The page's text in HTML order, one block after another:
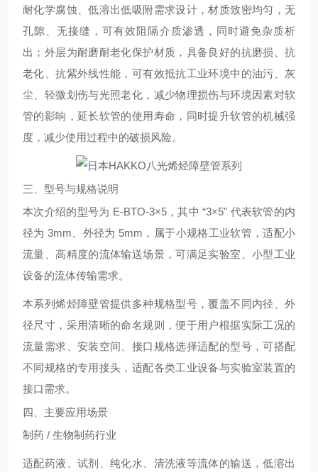
耐化学腐蚀、低溶出低吸附需求设计，材质致密均匀，无
孔隙、无接缝，可有效阻隔介质渗透，同时避免杂质析
出；外层为耐磨耐老化保护材质，具备良好的抗磨损、抗
老化、抗紫外线性能，可有效抵抗工业环境中的油污、灰
尘、轻微划伤与光照老化，减少物理损伤与环境因素对软
管的影响，延长软管的使用寿命，同时提升软管的机械强
度，减少使用过程中的破损风险。
三、型号与规格说明
本次介绍的型号为 E-BTO-3×5，其中 “3×5" 代表软管的内
径为 3mm、外径为 5mm，属于小规格工业软管，适配小
流量、高精度的流体输送场景，可满足实验室、小型工业
设备的流体传输需求。
本系列烯烃障壁管提供多种规格型号，覆盖不同内径、外
径尺寸，采用清晰的命名规则，便于用户根据实际工况的
流量需求、安装空间、接口规格选择适配的型号，可搭配
不同规格的专用接头，适配各类工业设备与实验室装置的
接口需求。
四、主要应用场景
制药 / 生物制药行业
适配药液、试剂、纯化水、清洗液等流体的输送，低溶出